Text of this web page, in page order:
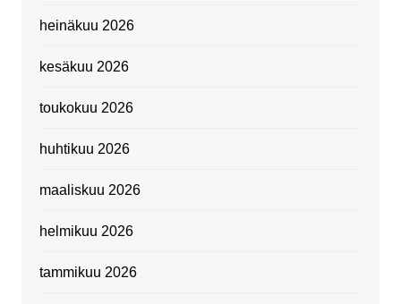
heinäkuu 2026
kesäkuu 2026
toukokuu 2026
huhtikuu 2026
maaliskuu 2026
helmikuu 2026
tammikuu 2026